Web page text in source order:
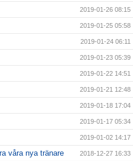
2019-01-26 08:15
2019-01-25 05:58
2019-01-24 06:11
2019-01-23 05:39
2019-01-22 14:51
2019-01-21 12:48
2019-01-18 17:04
2019-01-17 05:34
2019-01-02 14:17
våra nya tränare 2018-12-27 16:33